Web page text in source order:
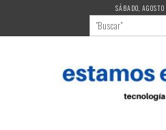
contenido
SÁBADO,